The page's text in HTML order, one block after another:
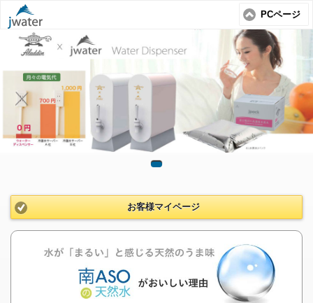
PCページ
お客様マイページ